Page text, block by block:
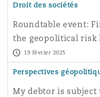
Droit des sociétés
Roundtable event:
the geopolitical risk
19 février 2025
Perspectives
My debtor is